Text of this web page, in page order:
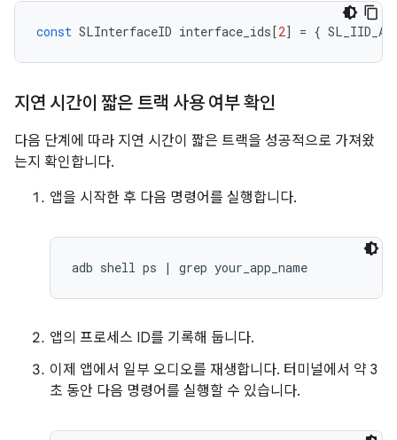
const SLInterfaceID interface_ids[2] = {
지연 시간이 짧은 트랙 사용 여부 확인
다음 단계에 따라 지연 시간이 짧은 트랙을 성공적으로 가져왔
는지 확인합니다.
앱을 시작한 후 다음 명령어를 실행합니다.
앱의 프로세스 ID를 기록해 둡니다.
이제 앱에서 일부 오디오를 재생합니다. 터미널에서 약 3
초 동안 다음 명령어를 실행할 수 있습니다.